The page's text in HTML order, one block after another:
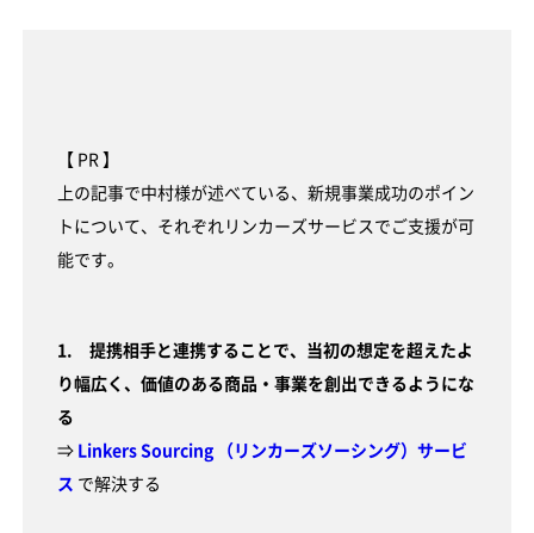
【 PR 】
上の記事で中村様が述べている、新規事業成功のポイン
トについて、それぞれリンカーズサービスでご支援が可
能です。
1. 提携相手と連携することで、当初の想定を超えたよ
り幅広く、価値のある商品・事業を創出できるようにな
る
⇒ Linkers Sourcing （リンカーズソーシング）サービ
ス で解決する